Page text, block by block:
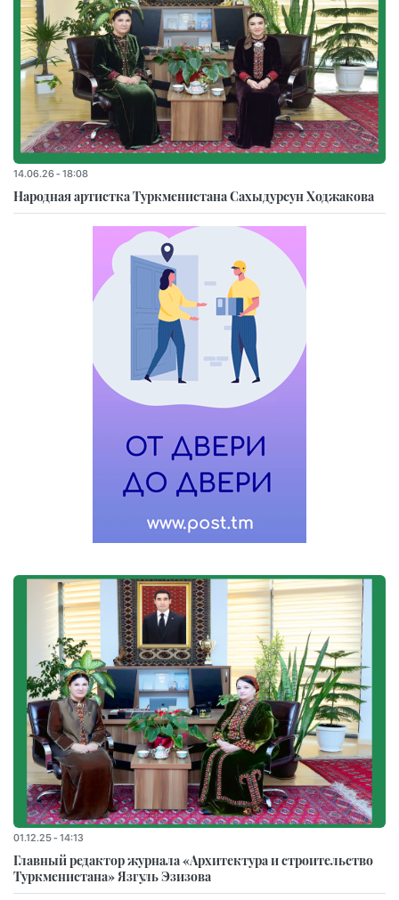
14.06.26 - 18:08
Народная артистка Туркменистана Сахыдурсун Ходжакова
01.12.25 - 14:13
Главный редактор журнала «Архитектура и строительство
Туркменистана» Язгуль Эзизова